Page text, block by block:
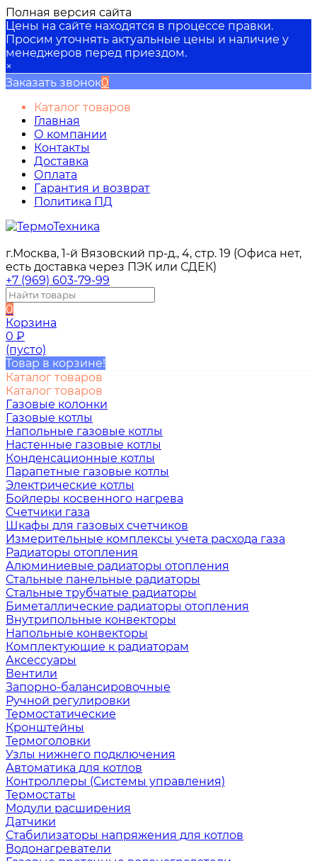
Полная версия сайта
Цены на сайте находятся в процессе правки.
Просим уточнять актуальные цены и наличие у
менеджеров перед приездом.
×
Заказать звонок0
Каталог товаров
Главная
О компании
Контакты
Доставка
Оплата
Гарантия и возврат
Политика ПД
г.Москва, 1-й Вязовский пр-д., 4, стр. 19 (Офиса нет,
есть доставка через ПЭК или СДЕК)
+7 (969) 603-79-99
0
Корзина
0 ₽
(пусто)
Товар в корзине!
Каталог товаров
Каталог товаров
Газовые колонки
Газовые котлы
Напольные газовые котлы
Настенные газовые котлы
Конденсационные котлы
Парапетные газовые котлы
Электрические котлы
Бойлеры косвенного нагрева
Счетчики газа
Шкафы для газовых счетчиков
Измерительные комплексы учета расхода газа
Радиаторы отопления
Алюминиевые радиаторы отопления
Стальные панельные радиаторы
Стальные трубчатые радиаторы
Биметаллические радиаторы отопления
Внутрипольные конвекторы
Напольные конвекторы
Комплектующие к радиаторам
Аксессуары
Вентили
Запорно-балансировочные
Ручной регулировки
Термостатические
Кронштейны
Термоголовки
Узлы нижнего подключения
Автоматика для котлов
Контроллеры (Системы управления)
Термостаты
Модули расширения
Датчики
Стабилизаторы напряжения для котлов
Водонагреватели